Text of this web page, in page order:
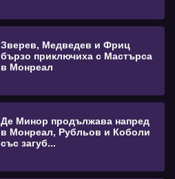
Зверев, Медведев и Фриц
бързо приключиха с Мастърса
в Монреал
Де Минор продължава напред
в Монреал, Рубльов и Коболи
със загуб...